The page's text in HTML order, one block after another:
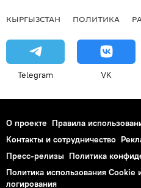
КЫРГЫЗСТАН ПОЛИТИКА
Telegram VK
О проекте Правила
Контакты и сотрудничество
Пресс-релизы Политика
Политика использования Cookie
логирования